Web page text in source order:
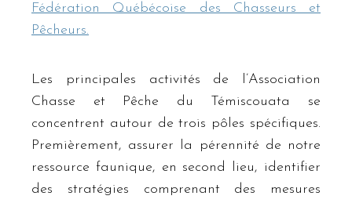
Fédération Québécoise des Chasseurs et
Pêcheurs.
Les principales activités de l’Association
Chasse et Pêche du Témiscouata se
concentrent autour de trois pôles spécifiques.
Premièrement, assurer la pérennité de notre
ressource faunique, en second lieu, identifier
des stratégies comprenant des mesures